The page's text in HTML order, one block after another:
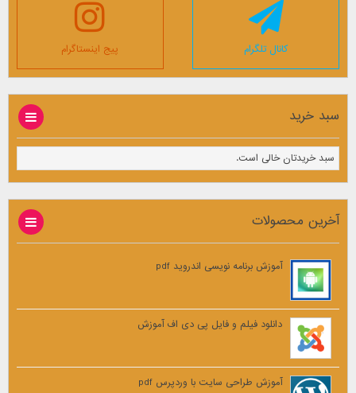
کانال تلگرام پیج اینستاگرام
سبد خرید
سبد خریدتان خالی است.
آخرین محصولات
آموزش برنامه نویسی اندروید pdf
دانلود فیلم و فایل پی دی اف آموزش
آموزش طراحی سایت با وردپرس pdf